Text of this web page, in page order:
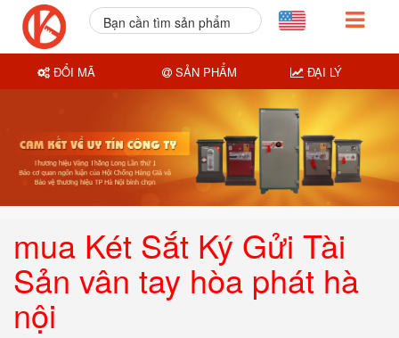
mua Két Sắt Ký Gửi Tài
Sản vân tay hòa phát hà
nội
Bạn cần tìm sản phẩm
ĐỔI MÃ SẢN PHẨM ĐẠI LÝ